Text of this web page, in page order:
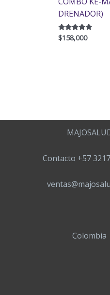
DRENADOR)
Valorado con
5.00
$158,000
Contacto +57
Colombia